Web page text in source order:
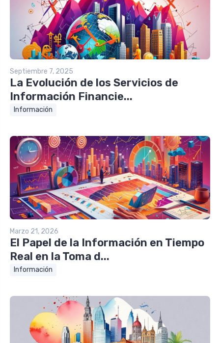
Septiembre 7, 2025
La Evolución de los Servicios de
Información Financie...
Información
Marzo 21, 2026
El Papel de la Información en Tiempo
Real en la Toma d...
Información